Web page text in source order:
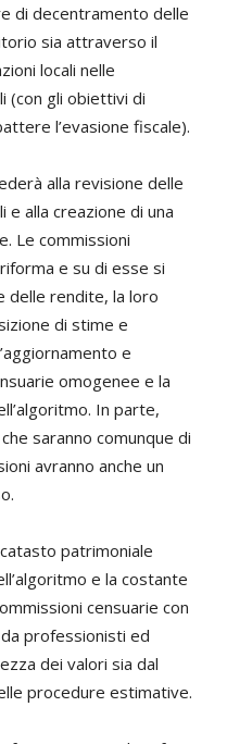
di decentramento delle
sia attraverso il
locali nelle
(con gli obiettivi di
l’evasione fiscale).
alla revisione delle
e alla creazione di una
Le commissioni
e su di esse si
delle rendite, la loro
di stime e
e
omogenee e la
In parte,
saranno comunque di
avranno anche un
patrimoniale
e la costante
censuarie con
professionisti ed
dei valori sia dal
procedure estimative.